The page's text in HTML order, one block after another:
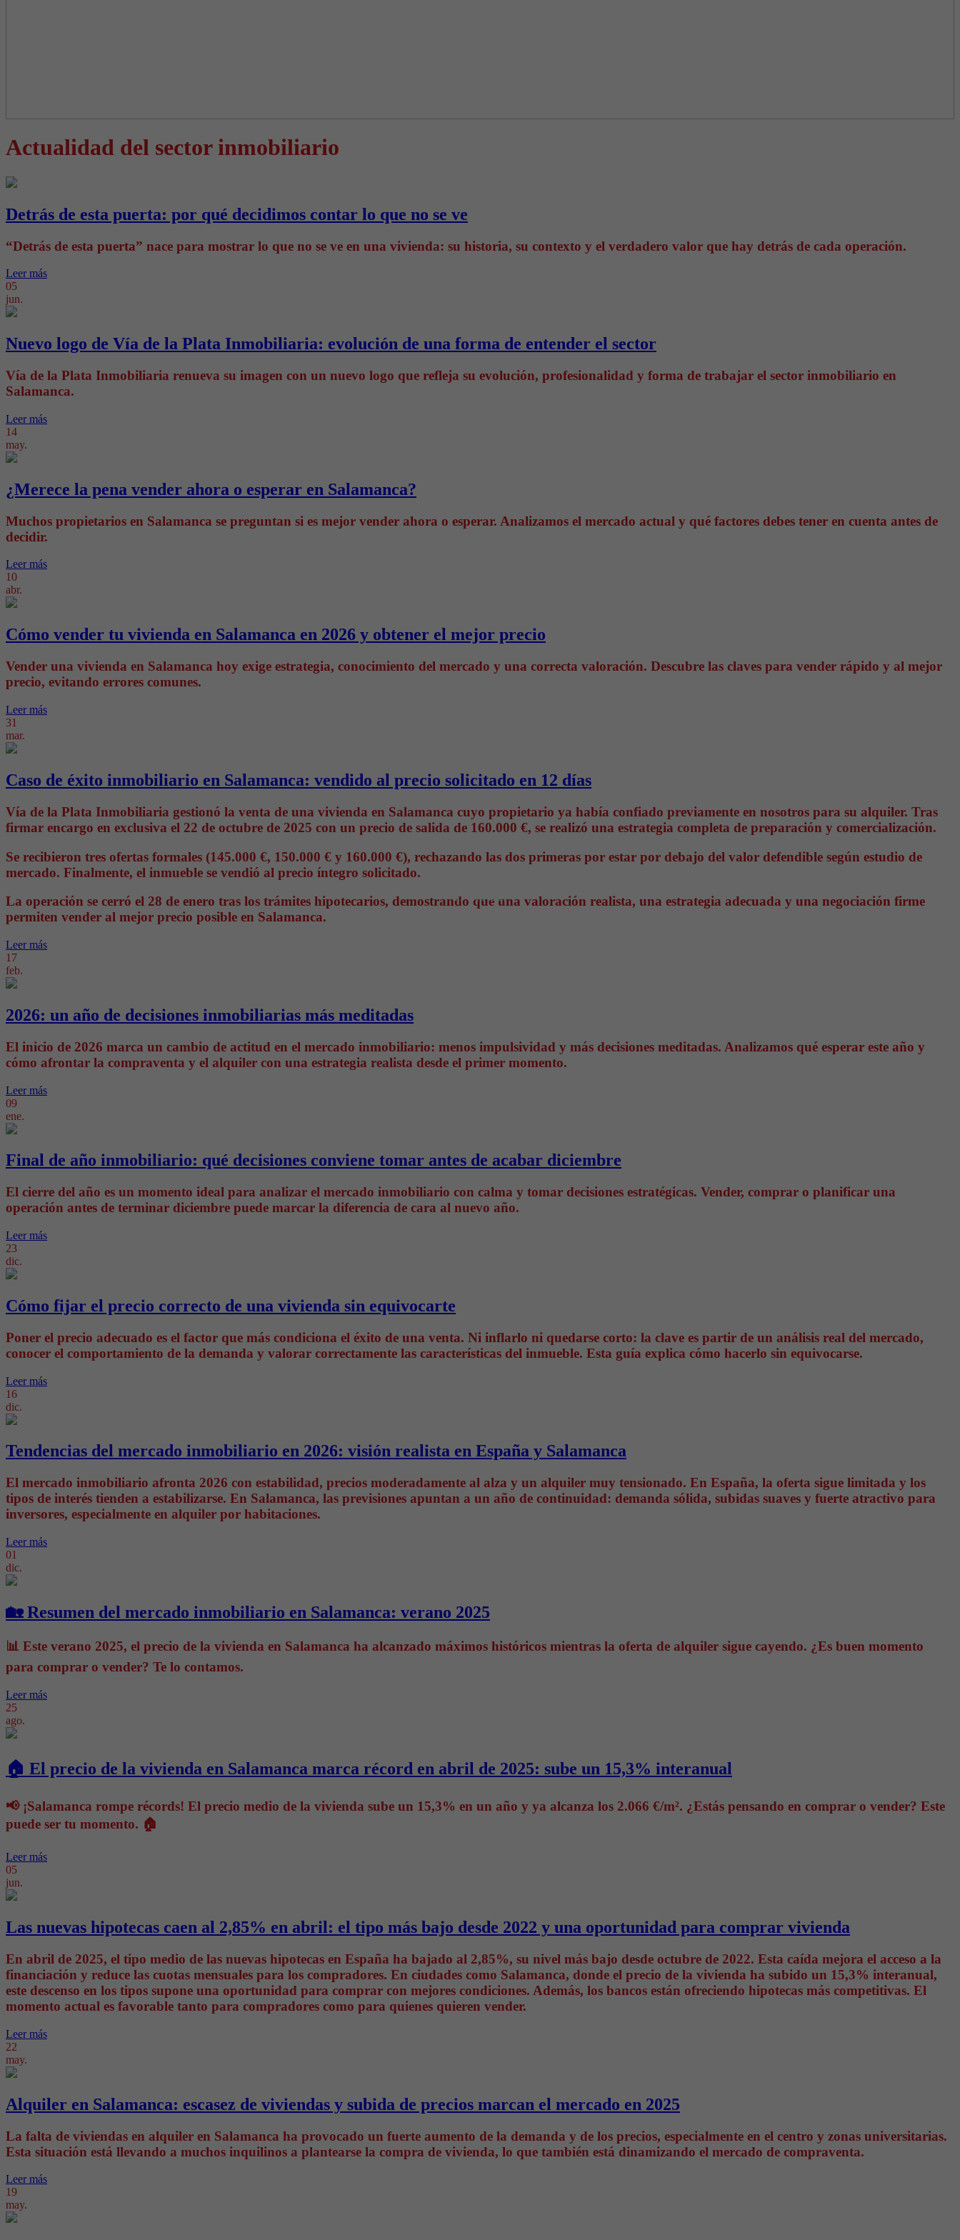
al día del
mundo
Actualidad del sector inmobiliario
Detrás de esta puerta: por qué decidimos contar lo que no se ve
“Detrás de esta puerta” nace para mostrar lo que no se ve en una vivienda: su historia, su contexto y el verdadero valor que hay detrás de cada operación.
Leer más
05
jun.
Nuevo logo de Vía de la Plata Inmobiliaria: evolución de una forma de entender el sector
Vía de la Plata Inmobiliaria renueva su imagen con un nuevo logo que refleja su evolución, profesionalidad y forma de trabajar el sector inmobiliario en
Salamanca.
Leer más
14
may.
¿Merece la pena vender ahora o esperar en Salamanca?
Muchos propietarios en Salamanca se preguntan si es mejor vender ahora o esperar. Analizamos el mercado actual y qué factores debes tener en cuenta antes de
decidir.
Leer más
10
abr.
Cómo vender tu vivienda en Salamanca en 2026 y obtener el mejor precio
Vender una vivienda en Salamanca hoy exige estrategia, conocimiento del mercado y una correcta valoración. Descubre las claves para vender rápido y al mejor
precio, evitando errores comunes.
Leer más
31
mar.
Caso de éxito inmobiliario en Salamanca: vendido al precio solicitado en 12 días
Vía de la Plata Inmobiliaria gestionó la venta de una vivienda en Salamanca cuyo propietario ya había confiado previamente en nosotros para su alquiler. Tras
firmar encargo en exclusiva el 22 de octubre de 2025 con un precio de salida de 160.000 €, se realizó una estrategia completa de preparación y comercialización.
Se recibieron tres ofertas formales (145.000 €, 150.000 € y 160.000 €), rechazando las dos primeras por estar por debajo del valor defendible según estudio de
mercado. Finalmente, el inmueble se vendió al precio íntegro solicitado.
La operación se cerró el 28 de enero tras los trámites hipotecarios, demostrando que una valoración realista, una estrategia adecuada y una negociación firme
permiten vender al mejor precio posible en Salamanca.
Leer más
17
feb.
2026: un año de decisiones inmobiliarias más meditadas
El inicio de 2026 marca un cambio de actitud en el mercado inmobiliario: menos impulsividad y más decisiones meditadas. Analizamos qué esperar este año y
cómo afrontar la compraventa y el alquiler con una estrategia realista desde el primer momento.
Leer más
09
ene.
Final de año inmobiliario: qué decisiones conviene tomar antes de acabar diciembre
El cierre del año es un momento ideal para analizar el mercado inmobiliario con calma y tomar decisiones estratégicas. Vender, comprar o planificar una
operación antes de terminar diciembre puede marcar la diferencia de cara al nuevo año.
Leer más
23
dic.
Cómo fijar el precio correcto de una vivienda sin equivocarte
Poner el precio adecuado es el factor que más condiciona el éxito de una venta. Ni inflarlo ni quedarse corto: la clave es partir de un análisis real del mercado,
conocer el comportamiento de la demanda y valorar correctamente las características del inmueble. Esta guía explica cómo hacerlo sin equivocarse.
Leer más
16
dic.
Tendencias del mercado inmobiliario en 2026: visión realista en España y Salamanca
El mercado inmobiliario afronta 2026 con estabilidad, precios moderadamente al alza y un alquiler muy tensionado. En España, la oferta sigue limitada y los
tipos de interés tienden a estabilizarse. En Salamanca, las previsiones apuntan a un año de continuidad: demanda sólida, subidas suaves y fuerte atractivo para
inversores, especialmente en alquiler por habitaciones.
Leer más
01
dic.
🏡 Resumen del mercado inmobiliario en Salamanca: verano 2025
📊 Este verano 2025, el precio de la vivienda en Salamanca ha alcanzado máximos históricos mientras la oferta de alquiler sigue cayendo. ¿Es buen momento
para comprar o vender? Te lo contamos.
Leer más
25
ago.
🏠 El precio de la vivienda en Salamanca marca récord en abril de 2025: sube un 15,3% interanual
📢 ¡Salamanca rompe récords! El precio medio de la vivienda sube un 15,3% en un año y ya alcanza los 2.066 €/m². ¿Estás pensando en comprar o vender? Este
puede ser tu momento. 🏠
Leer más
05
jun.
Las nuevas hipotecas caen al 2,85% en abril: el tipo más bajo desde 2022 y una oportunidad para comprar vivienda
En abril de 2025, el tipo medio de las nuevas hipotecas en España ha bajado al 2,85%, su nivel más bajo desde octubre de 2022. Esta caída mejora el acceso a la
financiación y reduce las cuotas mensuales para los compradores. En ciudades como Salamanca, donde el precio de la vivienda ha subido un 15,3% interanual,
este descenso en los tipos supone una oportunidad para comprar con mejores condiciones. Además, los bancos están ofreciendo hipotecas más competitivas. El
momento actual es favorable tanto para compradores como para quienes quieren vender.
Leer más
22
may.
Alquiler en Salamanca: escasez de viviendas y subida de precios marcan el mercado en 2025
La falta de viviendas en alquiler en Salamanca ha provocado un fuerte aumento de la demanda y de los precios, especialmente en el centro y zonas universitarias.
Esta situación está llevando a muchos inquilinos a plantearse la compra de vivienda, lo que también está dinamizando el mercado de compraventa.
Leer más
19
may.